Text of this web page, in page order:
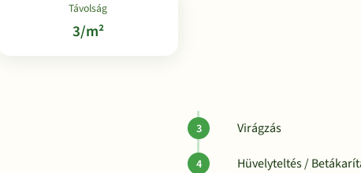
Távolság
3/m²
Virágzás
Hüvelyteltés /